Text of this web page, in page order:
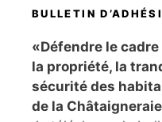
BULLETIN
«Défendre le
la propriété, la
sécurité des
de la